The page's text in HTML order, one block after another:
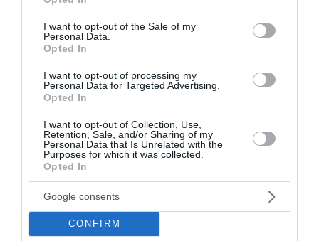
use your data for below specified purposes in below Google
consent section.
I want to opt-out of the Sale of my
Personal Data.
Opted In
I want to opt-out of processing my
Personal Data for Targeted Advertising.
Opted In
I want to opt-out of Collection, Use,
Retention, Sale, and/or Sharing of my
Personal Data that Is Unrelated with the
Purposes for which it was collected.
Opted In
Google consents
CONFIRM
UBS: Ξεκινά την κάλυψη της ΓΕΚ ΤΕΡΝΑ –
τιμή-στόχος €55 Ο οίκος «βλέπει» τιμή-στόχο
έως και €70
Η UBS ξεκινά την κάλυψη της ΓΕΚ ΤΕΡΝΑ με σύσταση
"Buy" (Αγορά) και τιμή-στόχο τα 55 ευρώ ανά μετοχή, η